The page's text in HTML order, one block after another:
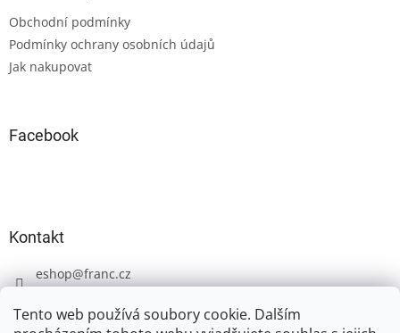
Tento web používá soubory cookie. Dalším
Obchodní podmínky
Podmínky ochrany osobních údajů
Jak nakupovat
Facebook
Kontakt
eshop@franc.cz